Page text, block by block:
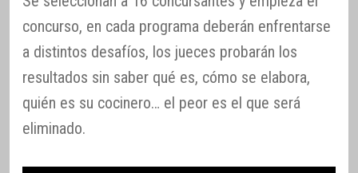
concurso, en cada programa deberán enfrentarse
a distintos desafíos, los jueces probarán los
resultados sin saber qué es, cómo se elabora,
quién es su cocinero… el peor es el que será
eliminado.